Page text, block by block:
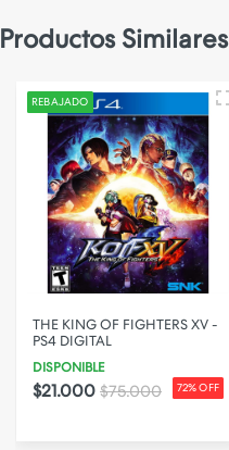
Iluminacion
PERSONALIZA TU FUNDA!
Productos Similares
REBAJADO
THE KING OF FIGHTERS XV -
PS4 DIGITAL
DISPONIBLE
72% OFF
$21.000 $75.000